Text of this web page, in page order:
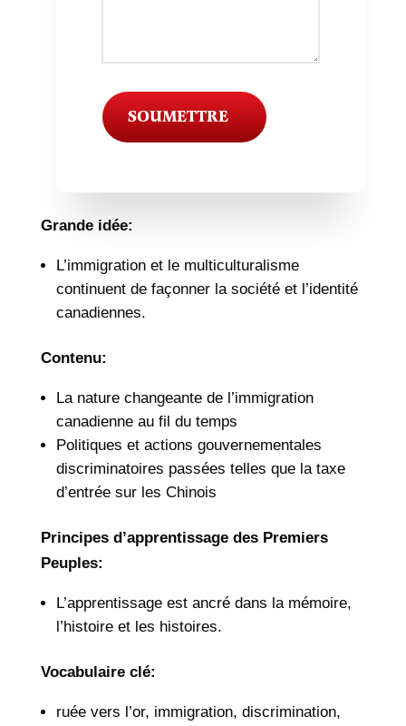
SOUMETTRE
Grande idée:
L’immigration et le multiculturalisme
continuent de façonner la société et l’identité
canadiennes.
Contenu:
La nature changeante de l’immigration
canadienne au fil du temps
Politiques et actions gouvernementales
discriminatoires passées telles que la taxe
d’entrée sur les Chinois
Principes d’apprentissage des Premiers
Peuples:
L’apprentissage est ancré dans la mémoire,
l’histoire et les histoires.
Vocabulaire clé:
ruée vers l’or, immigration, discrimination,